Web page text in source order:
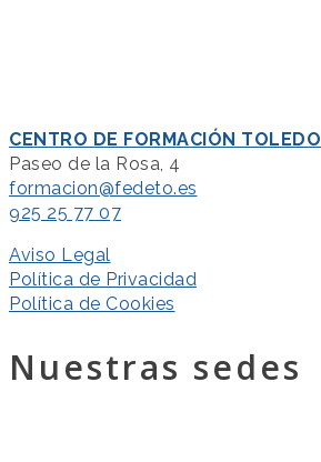
CENTRO DE FORMACIÓN TOLEDO
Paseo de la Rosa, 4
formacion@fedeto.es
925 25 77 07
Aviso Legal
Política de Privacidad
Política de Cookies
Nuestras sedes